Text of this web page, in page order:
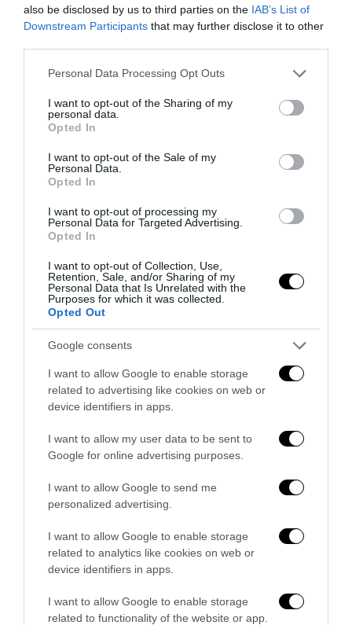
also be disclosed by us to third parties on the IAB’s List of
Downstream Participants that may further disclose it to other
Please note that this website/app uses one or more Google
not limited to your visit or usage behaviour. You may click to
grant or deny consent to Google and its third-party tags to
use your data for below specified purposes in below Google
consent section.
Personal Data Processing Opt Outs
I want to opt-out of the Sharing of my
personal data.
Opted In
I want to opt-out of the Sale of my
Personal Data.
Opted In
I want to opt-out of processing my
Personal Data for Targeted Advertising.
Opted In
I want to opt-out of Collection, Use,
Retention, Sale, and/or Sharing of my
Personal Data that Is Unrelated with the
Purposes for which it was collected.
Opted Out
Google consents
I want to allow Google to enable storage
related to advertising like cookies on web or
device identifiers in apps.
I want to allow my user data to be sent to
Google for online advertising purposes.
I want to allow Google to send me
personalized advertising.
I want to allow Google to enable storage
related to analytics like cookies on web or
device identifiers in apps.
I want to allow Google to enable storage
related to functionality of the website or app.
Italiani e salute: come impatta l’incontinenza urinaria
20 Febbraio 2024
Affrontare le difficoltà degli uomini con il Vardenafil
6 Febbraio 2024